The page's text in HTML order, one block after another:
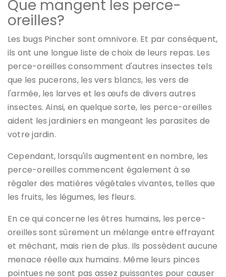
Que mangent les perce-
oreilles?
Les bugs Pincher sont omnivore. Et par conséquent,
ils ont une longue liste de choix de leurs repas. Les
perce-oreilles consomment d'autres insectes tels
que les pucerons, les vers blancs, les vers de
l'armée, les larves et les œufs de divers autres
insectes. Ainsi, en quelque sorte, les perce-oreilles
aident les jardiniers en mangeant les parasites de
votre jardin.
Cependant, lorsqu'ils augmentent en nombre, les
perce-oreilles commencent également à se
régaler des matières végétales vivantes, telles que
les fruits, les légumes, les fleurs.
En ce qui concerne les êtres humains, les perce-
oreilles sont sûrement un mélange entre effrayant
et méchant, mais rien de plus. Ils possèdentaucune
menace réelle aux humains. Même leurs pinces
pointues ne sont pas assez puissantes pour causer